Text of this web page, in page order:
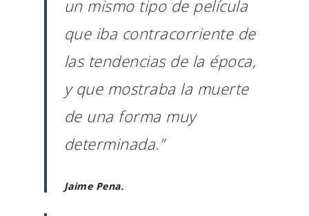
un mismo tipo de película
que iba contracorriente de
las tendencias de la época,
y que mostraba la muerte
de una forma muy
determinada.”
Jaime Pena.